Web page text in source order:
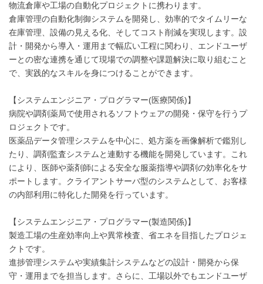
物流倉庫や工場の自動化プロジェクトに携わります。
倉庫管理の自動化制御システムを開発し、効率的でタイムリーな
在庫管理、設備の見える化、そしてコスト削減を実現します。設
計・開発から導入・運用まで幅広い工程に関わり、エンドユーザ
ーとの密な連携を通じて現場での調整や課題解決に取り組むこと
で、実践的なスキルを身につけることができます。
【システムエンジニア・プログラマー(医療関係)】
病院や調剤薬局で使用されるソフトウェアの開発・保守を行うプ
ロジェクトです。
医薬品データ管理システムを中心に、処方薬を画像解析で鑑別し
たり、調剤監査システムと連動する機能を開発しています。これ
により、医師や薬剤師による安全な服薬指導や調剤の効率化をサ
ポートします。クライアントサーバ型のシステムとして、お客様
の内部利用に特化した開発を行っています。
【システムエンジニア・プログラマー(製造関係)】
製造工場の生産効率向上や異常検査、省エネを目指したプロジェ
クトです。
進捗管理システムや実績集計システムなどの設計・開発から保
守・運用までを担当します。さらに、工場以外でもエンドユーザ